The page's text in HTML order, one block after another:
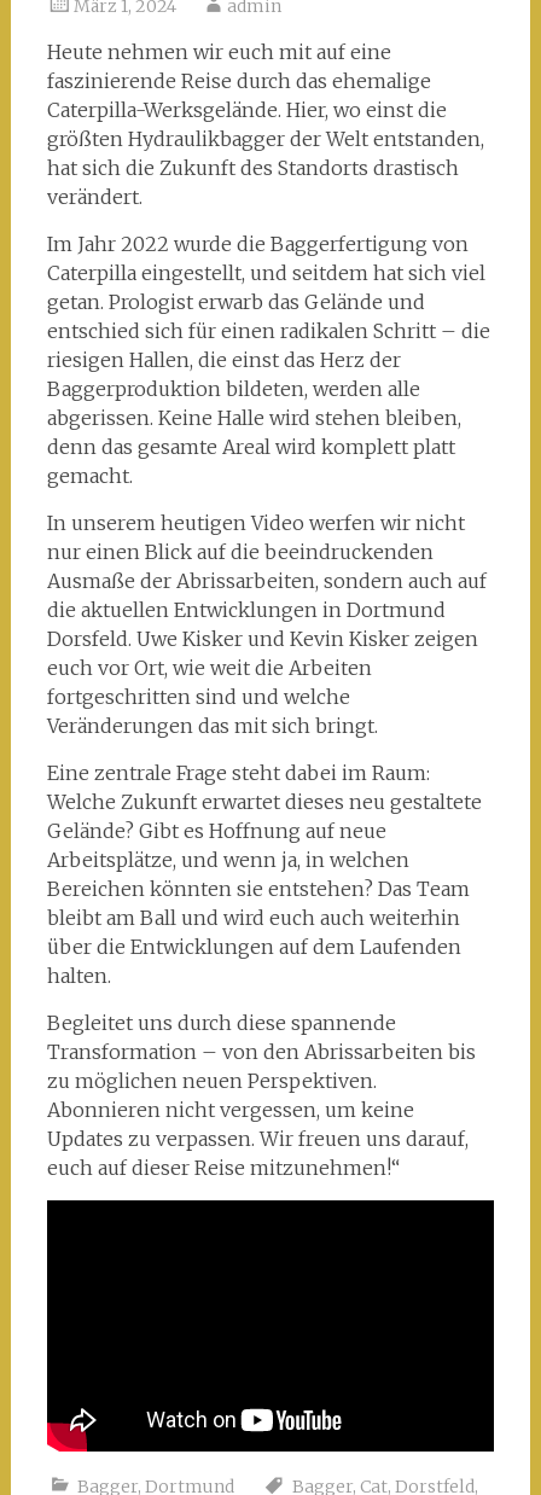
März 1, 2024 admin
Heute nehmen wir euch mit auf eine
faszinierende Reise durch das ehemalige
Caterpilla-Werksgelände. Hier, wo einst die
größten Hydraulikbagger der Welt entstanden,
hat sich die Zukunft des Standorts drastisch
verändert.
Im Jahr 2022 wurde die Baggerfertigung von
Caterpilla eingestellt, und seitdem hat sich viel
getan. Prologist erwarb das Gelände und
entschied sich für einen radikalen Schritt – die
riesigen Hallen, die einst das Herz der
Baggerproduktion bildeten, werden alle
abgerissen. Keine Halle wird stehen bleiben,
denn das gesamte Areal wird komplett platt
gemacht.
In unserem heutigen Video werfen wir nicht
nur einen Blick auf die beeindruckenden
Ausmaße der Abrissarbeiten, sondern auch auf
die aktuellen Entwicklungen in Dortmund
Dorsfeld. Uwe Kisker und Kevin Kisker zeigen
euch vor Ort, wie weit die Arbeiten
fortgeschritten sind und welche
Veränderungen das mit sich bringt.
Eine zentrale Frage steht dabei im Raum:
Welche Zukunft erwartet dieses neu gestaltete
Gelände? Gibt es Hoffnung auf neue
Arbeitsplätze, und wenn ja, in welchen
Bereichen könnten sie entstehen? Das Team
bleibt am Ball und wird euch auch weiterhin
über die Entwicklungen auf dem Laufenden
halten.
Begleitet uns durch diese spannende
Transformation – von den Abrissarbeiten bis
zu möglichen neuen Perspektiven.
Abonnieren nicht vergessen, um keine
Updates zu verpassen. Wir freuen uns darauf,
euch auf dieser Reise mitzunehmen!“
Bagger, Dortmund Bagger, Cat, Dorstfeld,